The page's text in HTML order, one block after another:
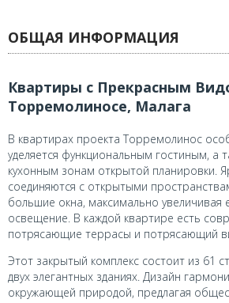
ОБЩАЯ ИНФОРМАЦИЯ
Квартиры с Прекрасным
Торремолиносе, Малага
В квартирах проекта Торремолинос
уделяется функциональным гостиным, а
кухонным зонам открытой планировки.
соединяются с открытыми
большие окна, максимально увеличивая
освещение. В каждой квартире есть
потрясающие террасы и потрясающий
Этот закрытый комплекс состоит из 61
двух элегантных зданиях. Дизайн
окружающей природой, предлагая